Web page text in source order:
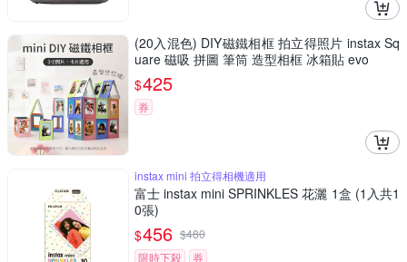
(20入混色) DIY磁鐵相框 拍立得照片 instax Sq
uare 磁吸 拼圖 筆筒 造型相框 冰箱貼 evo
$425
券
instax mini 拍立得相機適用
富士 instax mini SPRINKLES 花灑 1盒 (1入共1
0張)
$456 $480
限時下殺
券